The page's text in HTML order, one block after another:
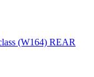
(W164) REAR